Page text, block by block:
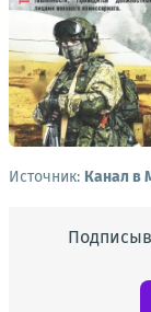
Источник: Канал в